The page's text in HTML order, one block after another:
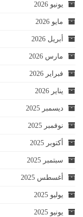
يونيو 2026
مايو 2026
أبريل 2026
مارس 2026
فبراير 2026
يناير 2026
ديسمبر 2025
نوفمبر 2025
أكتوبر 2025
سبتمبر 2025
أغسطس 2025
يوليو 2025
يونيو 2025